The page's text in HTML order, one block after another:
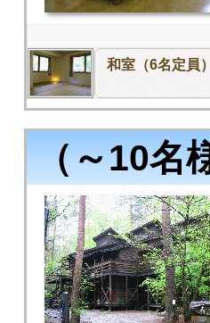
和室（6名定員）
（～10名